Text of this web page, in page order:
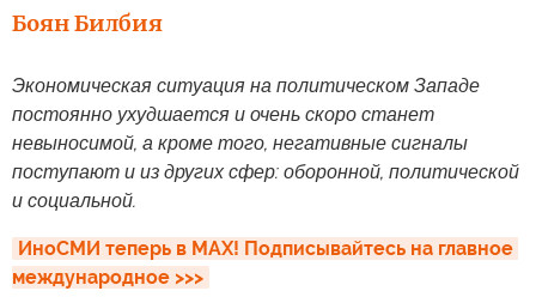
Боян Билбия
Экономическая ситуация на политическом Западе
постоянно ухудшается и очень скоро станет
невыносимой, а кроме того, негативные сигналы
поступают и из других сфер: оборонной, политической
и социальной.
ИноСМИ теперь в MAX! Подписывайтесь на главное
международное >>>